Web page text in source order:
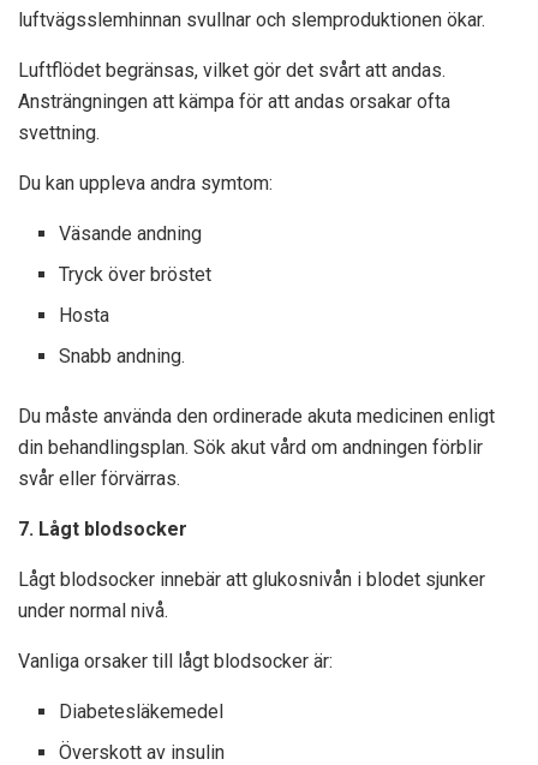
luftvägsslemhinnan svullnar och slemproduktionen ökar.
Luftflödet begränsas, vilket gör det svårt att andas.
Ansträngningen att kämpa för att andas orsakar ofta
svettning.
Du kan uppleva andra symtom:
Väsande andning
Tryck över bröstet
Hosta
Snabb andning.
Du måste använda den ordinerade akuta medicinen enligt
din behandlingsplan. Sök akut vård om andningen förblir
svår eller förvärras.
7. Lågt blodsocker
Lågt blodsocker innebär att glukosnivån i blodet sjunker
under normal nivå.
Vanliga orsaker till lågt blodsocker är:
Diabetesläkemedel
Överskott av insulin